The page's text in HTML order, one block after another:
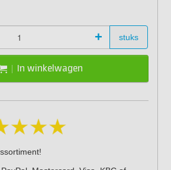
+ stuks
In winkelwagen